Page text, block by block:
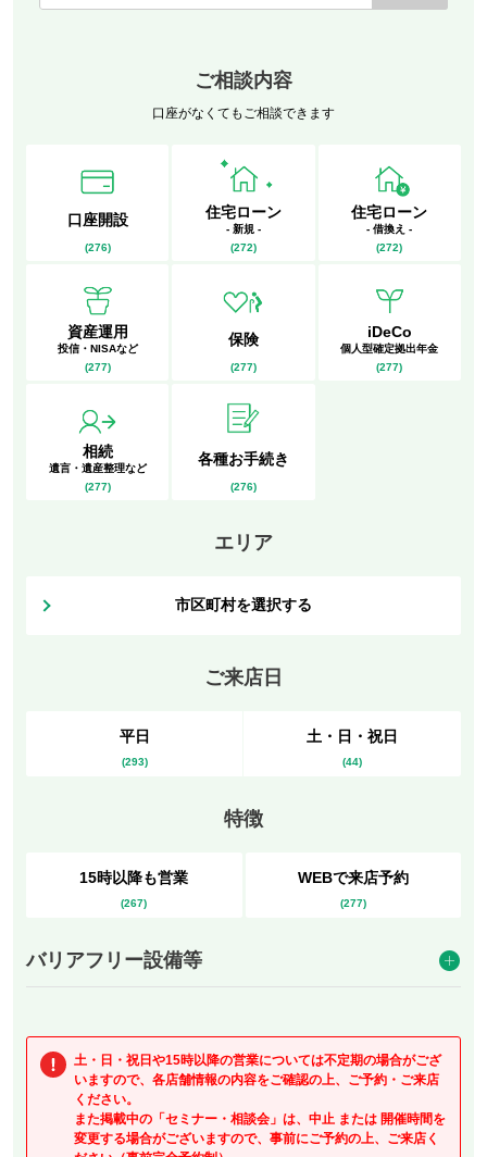
ご相談内容
口座がなくてもご相談できます
口座開設
(276)
住宅ローン
- 新規 -
(272)
住宅ローン
- 借換え -
(272)
資産運用
投信・NISAなど
(277)
保険
(277)
iDeCo
個人型確定拠出年金
(277)
相続
遺言・遺産整理など
(277)
各種お手続き
(276)
エリア
市区町村を選択する
ご来店日
平日
(293)
土・日・祝日
(44)
特徴
15時以降も営業
(267)
WEBで来店予約
(277)
バリアフリー設備等
土・日・祝日や15時以降の営業については不定期の場合がござ
いますので、各店舗情報の内容をご確認の上、ご予約・ご来店
ください。
また掲載中の「セミナー・相談会」は、中止 または 開催時間を
変更する場合がございますので、事前にご予約の上、ご来店く